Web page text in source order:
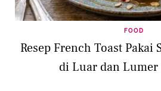
FOOD
Resep French Toast Pakai
di Luar dan